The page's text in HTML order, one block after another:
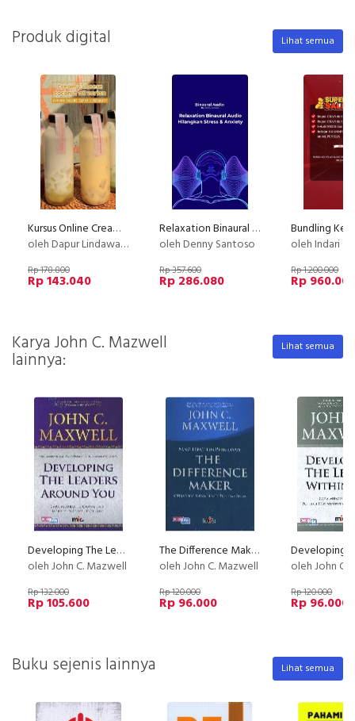
Produk digital Lihat semua
Kursus Online Creamy Cheese Coconut Dapur Lindawaty PU
oleh Dapur Lindawaty
Rp 178.800
Rp 143.040
Relaxation Binaural Audio - Hilangkan Stress & Anxiety
oleh Denny Santoso
Rp 357.600
Rp 286.080
oleh Indari
Rp 1.200.000
Rp
Karya John C. Mazwell
lainnya:
Lihat semua
Developing The Leader Around You
oleh John C. Mazwell
Rp 132.000
Rp 105.600
The Difference Maker - Ketika Sikap Menjadi Aset Terbesar Anda
oleh John C. Mazwell
Rp 120.000
Rp 96.000
oleh John C.
Rp 120.000
Rp 96.000
Buku sejenis lainnya Lihat semua